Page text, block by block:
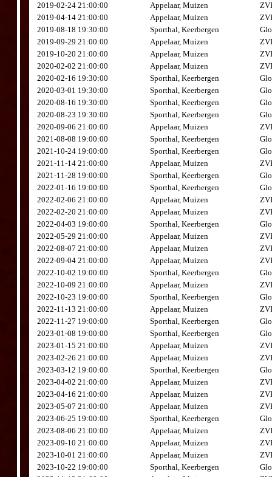
2019-02-24 21:00:00
Appelaar, Muizen
2019-04-14 21:00:00
Appelaar, Muizen
2019-08-18 19:30:00
Sporthal, Keerbergen
2019-09-29 21:00:00
Appelaar, Muizen
2019-10-20 21:00:00
Appelaar, Muizen
2020-02-02 21:00:00
Appelaar, Muizen
2020-02-16 19:30:00
Sporthal, Keerbergen
2020-03-01 19:30:00
Sporthal, Keerbergen
2020-08-16 19:30:00
Sporthal, Keerbergen
2020-08-23 19:30:00
Sporthal, Keerbergen
2020-09-06 21:00:00
Appelaar, Muizen
2021-08-08 19:00:00
Sporthal, Keerbergen
2021-10-24 19:00:00
Sporthal, Keerbergen
2021-11-14 21:00:00
Appelaar, Muizen
2021-11-28 19:00:00
Sporthal, Keerbergen
2022-01-16 19:00:00
Sporthal, Keerbergen
2022-02-06 21:00:00
Appelaar, Muizen
2022-02-20 21:00:00
Appelaar, Muizen
2022-04-03 19:00:00
Sporthal, Keerbergen
2022-05-29 21:00:00
Appelaar, Muizen
2022-08-07 21:00:00
Appelaar, Muizen
2022-09-04 21:00:00
Appelaar, Muizen
2022-10-02 19:00:00
Sporthal, Keerbergen
2022-10-09 21:00:00
Appelaar, Muizen
2022-10-23 19:00:00
Sporthal, Keerbergen
2022-11-13 21:00:00
Appelaar, Muizen
2022-11-27 19:00:00
Sporthal, Keerbergen
2023-01-08 19:00:00
Sporthal, Keerbergen
2023-01-15 21:00:00
Appelaar, Muizen
2023-02-26 21:00:00
Appelaar, Muizen
2023-03-12 19:00:00
Sporthal, Keerbergen
2023-04-02 21:00:00
Appelaar, Muizen
2023-04-16 21:00:00
Appelaar, Muizen
2023-05-07 21:00:00
Appelaar, Muizen
2023-06-25 19:00:00
Sporthal, Keerbergen
2023-08-06 21:00:00
Appelaar, Muizen
2023-09-10 21:00:00
Appelaar, Muizen
2023-10-01 21:00:00
Appelaar, Muizen
2023-10-22 19:00:00
Sporthal, Keerbergen